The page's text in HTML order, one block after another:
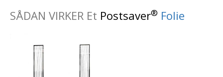
SÅDAN VIRKER Et Postsaver® Folie